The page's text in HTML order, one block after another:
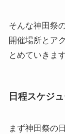
そんな神田祭
開催場所とア
とめていきま
日程スケジ
まず神田祭の